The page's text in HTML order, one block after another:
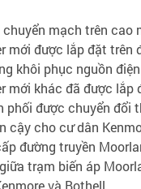
mạch trên cao
mới được lắp đặt trên
khôi phục nguồn
mới khác đã được lắp
phối được chuyển đổi
cậy cho cư dân
đường truyền
trạm biến áp
và Bothell.